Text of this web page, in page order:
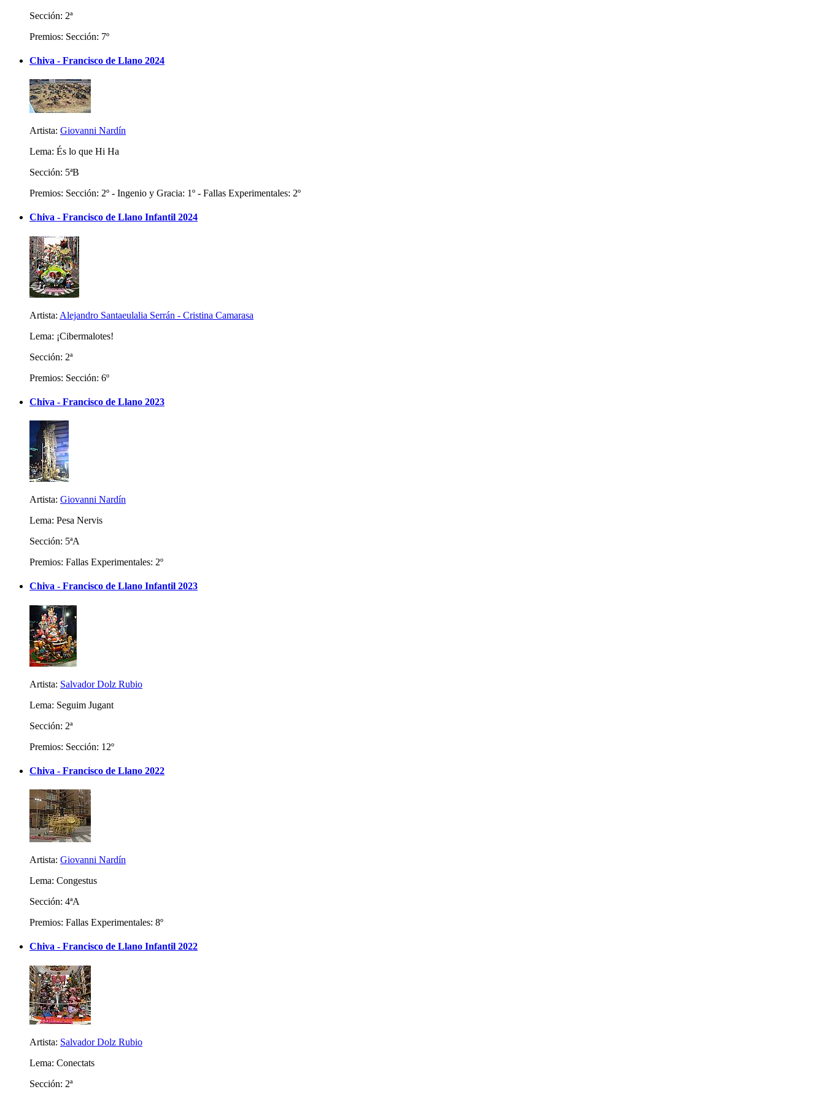
Sección: 2ª
Premios: Sección: 7º
Chiva - Francisco de Llano 2024
Artista: Giovanni Nardín
Lema: És lo que Hi Ha
Sección: 5ªB
Premios: Sección: 2º - Ingenio y Gracia: 1º - Fallas Experimentales: 2º
Chiva - Francisco de Llano Infantil 2024
Artista: Alejandro Santaeulalia Serrán - Cristina Camarasa
Lema: ¡Cibermalotes!
Sección: 2ª
Premios: Sección: 6º
Chiva - Francisco de Llano 2023
Artista: Giovanni Nardín
Lema: Pesa Nervis
Sección: 5ªA
Premios: Fallas Experimentales: 2º
Chiva - Francisco de Llano Infantil 2023
Artista: Salvador Dolz Rubio
Lema: Seguim Jugant
Sección: 2ª
Premios: Sección: 12º
Chiva - Francisco de Llano 2022
Artista: Giovanni Nardín
Lema: Congestus
Sección: 4ªA
Premios: Fallas Experimentales: 8º
Chiva - Francisco de Llano Infantil 2022
Artista: Salvador Dolz Rubio
Lema: Conectats
Sección: 2ª